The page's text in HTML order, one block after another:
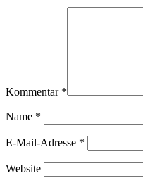
Kommentar *
Name *
E-Mail-Adresse *
Website